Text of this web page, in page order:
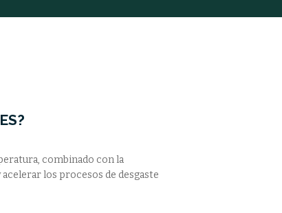
combinado con la
los procesos de desgaste